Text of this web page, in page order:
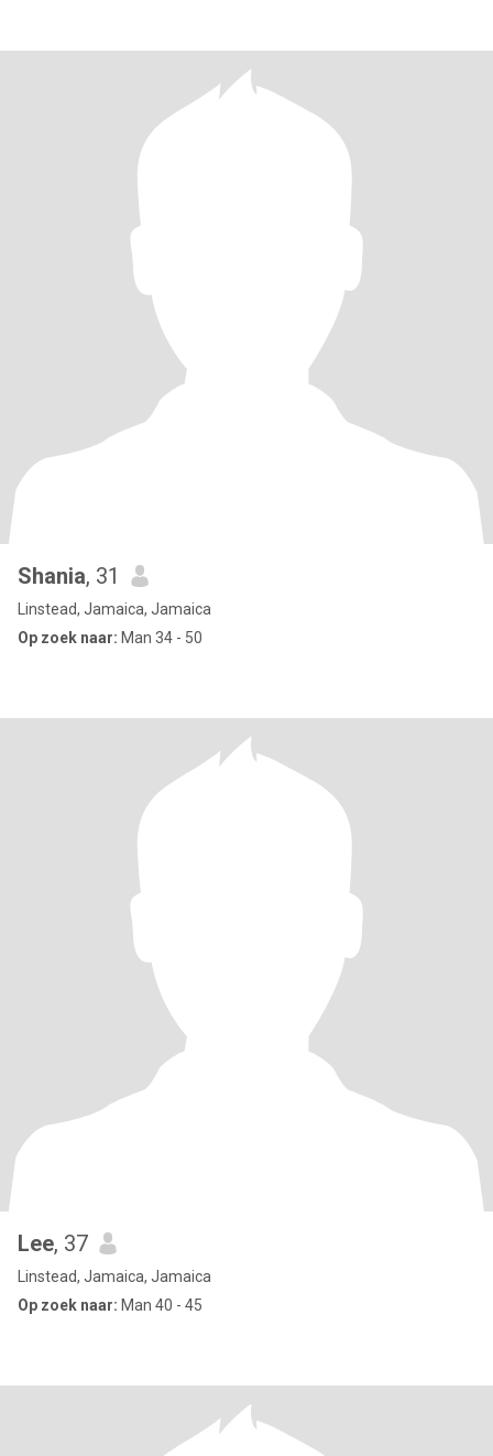
Shania, 31
Linstead, Jamaica, Jamaica
Op zoek naar: Man 34 - 50
Lee, 37
Linstead, Jamaica, Jamaica
Op zoek naar: Man 40 - 45